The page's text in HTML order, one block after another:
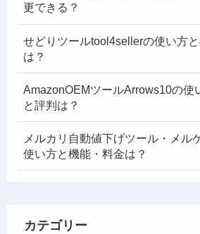
更できる？
せどりツールtool4sellerの使い方
は？
AmazonOEMツールArrows10の使
と評判は？
メルカリ自動値下げツール・メル
使い方と機能・料金は？
カテゴリー